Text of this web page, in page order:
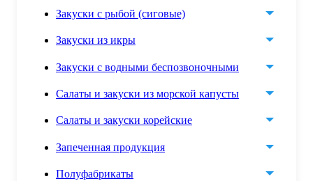
Закуски с рыбой (сиговые)
Закуски из икры
Закуски с водными беспозвоночными
Салаты и закуски из морской капусты
Салаты и закуски корейские
Запеченная продукция
Полуфабрикаты